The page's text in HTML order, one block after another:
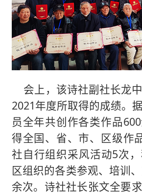
会上，该诗社副社长龙
2021年度所取得的成绩。
员全年共创作各类作品
得全国、省、市、区级作
社自行组织采风活动5次
区组织的各类参观、培训
余次。诗社社长张文全要